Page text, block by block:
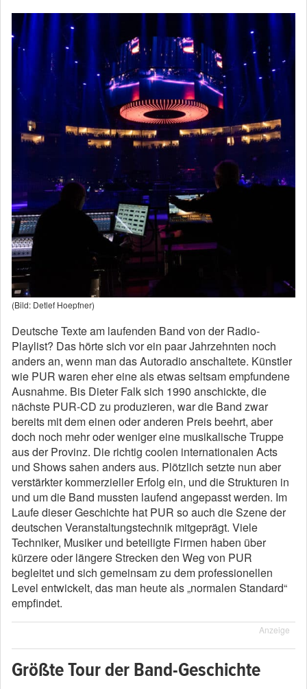
(Bild: Detlef Hoepfner)
Deutsche Texte am laufenden Band von der Radio-
Playlist? Das hörte sich vor ein paar Jahrzehnten noch
anders an, wenn man das Autoradio anschaltete. Künstler
wie PUR waren eher eine als etwas seltsam empfundene
Ausnahme. Bis Dieter Falk sich 1990 anschickte, die
nächste PUR-CD zu produzieren, war die Band zwar
bereits mit dem einen oder anderen Preis beehrt, aber
doch noch mehr oder weniger eine musikalische Truppe
aus der Provinz. Die richtig coolen internationalen Acts
und Shows sahen anders aus. Plötzlich setzte nun aber
verstärkter kommerzieller Erfolg ein, und die Strukturen in
und um die Band mussten laufend angepasst werden. Im
Laufe dieser Geschichte hat PUR so auch die Szene der
deutschen Veranstaltungstechnik mitgeprägt. Viele
Techniker, Musiker und beteiligte Firmen haben über
kürzere oder längere Strecken den Weg von PUR
begleitet und sich gemeinsam zu dem professionellen
Level entwickelt, das man heute als „normalen Standard“
empfindet.
Anzeige
Größte Tour der Band-Geschichte